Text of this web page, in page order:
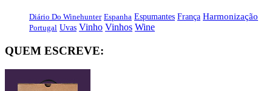
Diário Do Winehunter Espanha Espumantes França Harmonização
Portugal Uvas Vinho Vinhos Wine
QUEM ESCREVE: